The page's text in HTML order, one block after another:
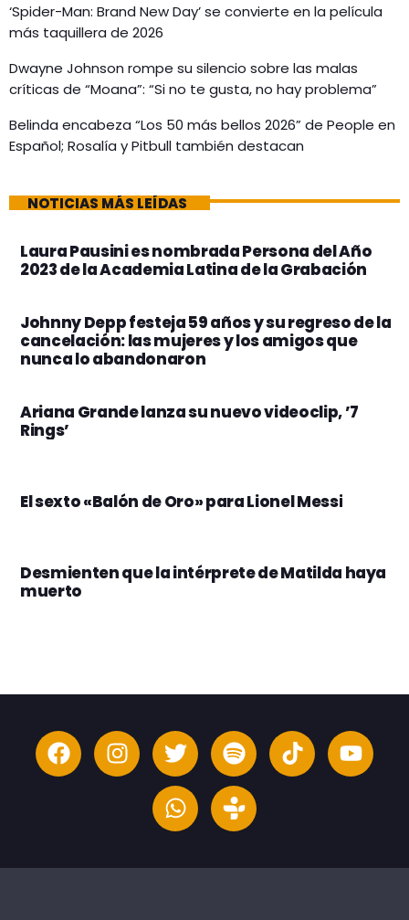
‘Spider-Man: Brand New Day’ se convierte en la película
más taquillera de 2026
Dwayne Johnson rompe su silencio sobre las malas
críticas de “Moana”: “Si no te gusta, no hay problema”
Belinda encabeza “Los 50 más bellos 2026” de People en
Español; Rosalía y Pitbull también destacan
NOTICIAS MÁS LEÍDAS
Laura Pausini es nombrada Persona del Año
2023 de la Academia Latina de la Grabación
Johnny Depp festeja 59 años y su regreso de la
cancelación: las mujeres y los amigos que
nunca lo abandonaron
Ariana Grande lanza su nuevo videoclip, ’7
Rings’
El sexto «Balón de Oro» para Lionel Messi
Desmienten que la intérprete de Matilda haya
muerto